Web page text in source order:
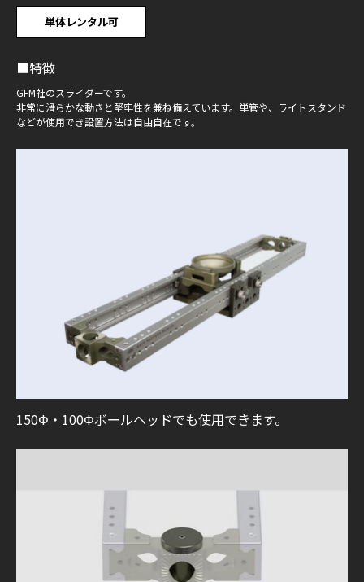
単体レンタル可
■特徴
GFM社のスライダーです。
非常に滑らかな動きと堅牢性を兼ね備えています。単管や、ライトスタンド
などが使用でき設置方法は自由自在です。
150Φ・100Φボールヘッドでも使用できます。